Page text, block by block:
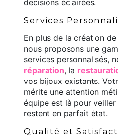
décisions éclairées.
Services
En plus de la création
nous proposons une
services personnalisés,
réparation, la
vos bijoux existants.
mérite une attention
équipe est là pour
restent en parfait état.
Qualité et